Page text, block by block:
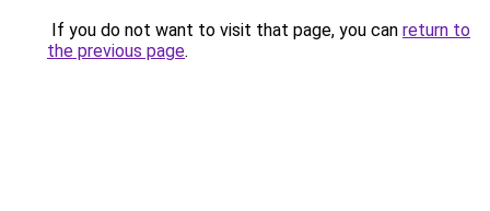
If you do not want to visit that page, you can return to
the previous page.